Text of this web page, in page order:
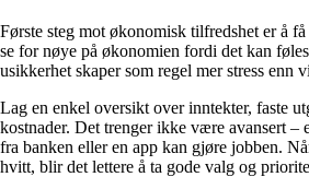
Første steg mot økonomisk tilfredshet er å
se for nøye på økonomien fordi det kan
usikkerhet skaper som regel mer stress enn
Lag en enkel oversikt over inntekter, faste
kostnader. Det trenger ikke være avansert –
fra banken eller en app kan gjøre jobben.
hvitt, blir det lettere å ta gode valg og